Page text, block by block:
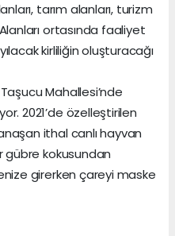
tarım alanları, turizm
ortasında faaliyet
kirliliğin oluşturacağı
Mahallesi’nde
2021’de özelleştirilen
ithal canlı hayvan
gübre kokusundan
girerken çareyi maske